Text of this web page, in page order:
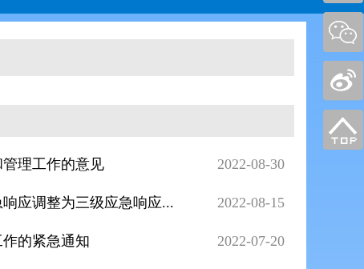
理工作的意见 2022-08-30
应调整为三级应急响应... 2022-08-15
的紧急通知 2022-07-20